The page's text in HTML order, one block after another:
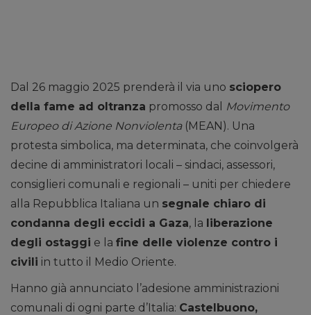
Dal 26 maggio 2025 prenderà il via uno sciopero
della fame ad oltranza promosso dal
Movimento
Europeo di Azione Nonviolenta(MEAN). Una
protesta simbolica, ma determinata, che coinvolgerà
decine di amministratori locali – sindaci, assessori,
consiglieri comunali e regionali – uniti per chiedere
alla Repubblica Italiana un segnale chiaro di
condanna degli eccidi a Gaza, la liberazione
degli ostaggi e la fine delle violenze contro i
civili in tutto il Medio Oriente.
Hanno già annunciato l’adesione amministrazioni
comunali di ogni parte d’Italia: Castelbuono,